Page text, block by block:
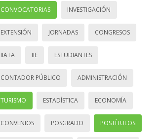
CONVOCATORIAS INVESTIGACIÓN
EXTENSIÓN JORNADAS CONGRESOS
IIATA IIE ESTUDIANTES
CONTADOR PÚBLICO ADMINISTRACIÓN
TURISMO ESTADÍSTICA ECONOMÍA
CONVENIOS POSGRADO POSTÍTULOS